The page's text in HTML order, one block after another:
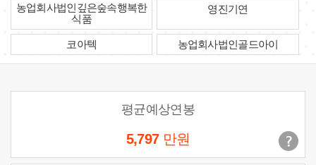
농업회사법인깊은숲속행복한
식품
영진기연
코아텍 농업회사법인골드아이
평균예상연봉
5,797 만원